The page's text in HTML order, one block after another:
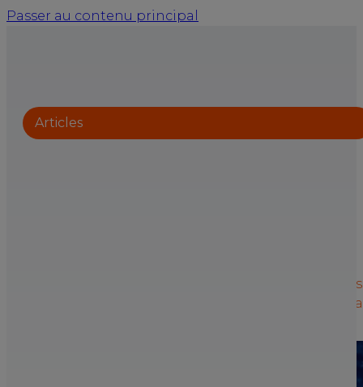
Passer au contenu principal
Articles
entreprises, agir tôt, c’est souvent s’éviter bien des
complications. À l’approche de la Semaine pour la